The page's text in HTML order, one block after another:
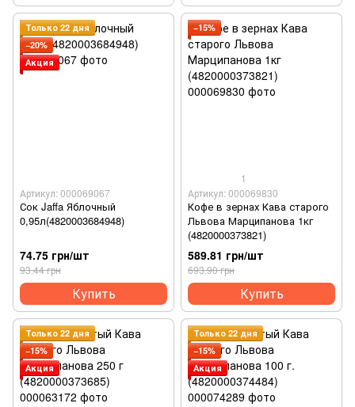
Только 22 дня
−20%
Акция
Артикул: 000069067
Сок Jaffa Яблочный
0,95л(4820003684948)
74.75 грн/шт
93.44 грн
Купить
−15%
1
Артикул: 000069830
Кофе в зернах Кава старого
Львова Марципанова 1кг
(4820000373821)
589.81 грн/шт
693.90 грн
Купить
Только 22 дня
−15%
Акция
Только 22 дня
−15%
Акция